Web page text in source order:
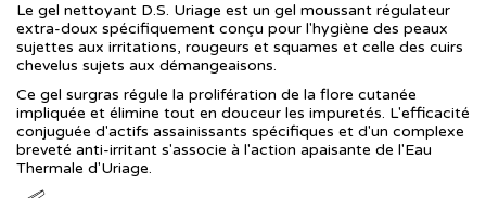
Le gel nettoyant D.S. Uriage est un gel moussant régulateur
extra-doux spécifiquement conçu pour l'hygiène des peaux
sujettes aux irritations, rougeurs et squames et celle des cuirs
chevelus sujets aux démangeaisons.
Ce gel surgras régule la prolifération de la flore cutanée
impliquée et élimine tout en douceur les impuretés. L'efficacité
conjuguée d'actifs assainissants spécifiques et d'un complexe
breveté anti-irritant s'associe à l'action apaisante de l'Eau
Thermale d'Uriage.